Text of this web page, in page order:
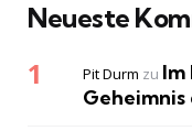
Neueste
Pit Durm zu Im